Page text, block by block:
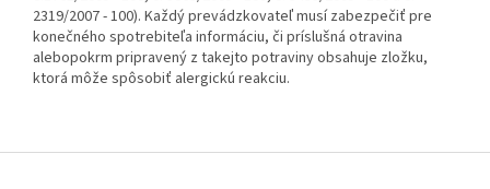
2319/2007 - 100). Každý prevádzkovateľ musí zabezpečiť pre
konečného spotrebiteľa informáciu, či príslušná otravina
alebopokrm pripravený z takejto potraviny obsahuje zložku,
ktorá môže spôsobiť alergickú reakciu.